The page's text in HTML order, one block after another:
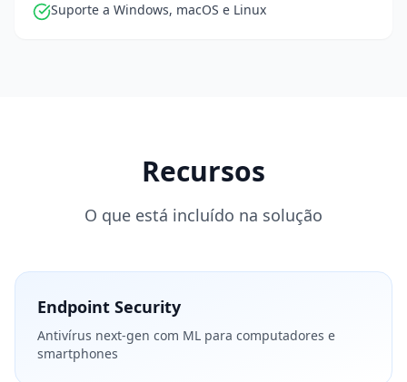
Suporte a Windows, macOS e Linux
Recursos
O que está incluído na solução
Endpoint Security
Antivírus next-gen com ML para computadores e
smartphones